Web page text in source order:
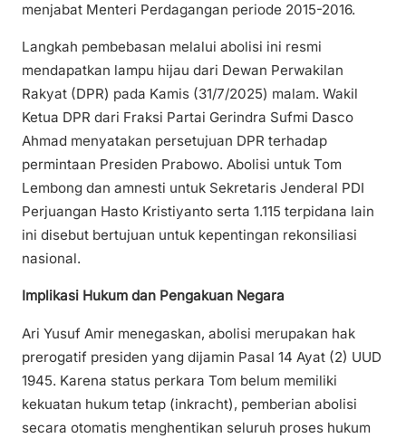
menjabat Menteri Perdagangan periode 2015-2016.
Langkah pembebasan melalui abolisi ini resmi
mendapatkan lampu hijau dari Dewan Perwakilan
Rakyat (DPR) pada Kamis (31/7/2025) malam. Wakil
Ketua DPR dari Fraksi Partai Gerindra Sufmi Dasco
Ahmad menyatakan persetujuan DPR terhadap
permintaan Presiden Prabowo. Abolisi untuk Tom
Lembong dan amnesti untuk Sekretaris Jenderal PDI
Perjuangan Hasto Kristiyanto serta 1.115 terpidana lain
ini disebut bertujuan untuk kepentingan rekonsiliasi
nasional.
Implikasi Hukum dan Pengakuan Negara
Ari Yusuf Amir menegaskan, abolisi merupakan hak
prerogatif presiden yang dijamin Pasal 14 Ayat (2) UUD
1945. Karena status perkara Tom belum memiliki
kekuatan hukum tetap (inkracht), pemberian abolisi
secara otomatis menghentikan seluruh proses hukum